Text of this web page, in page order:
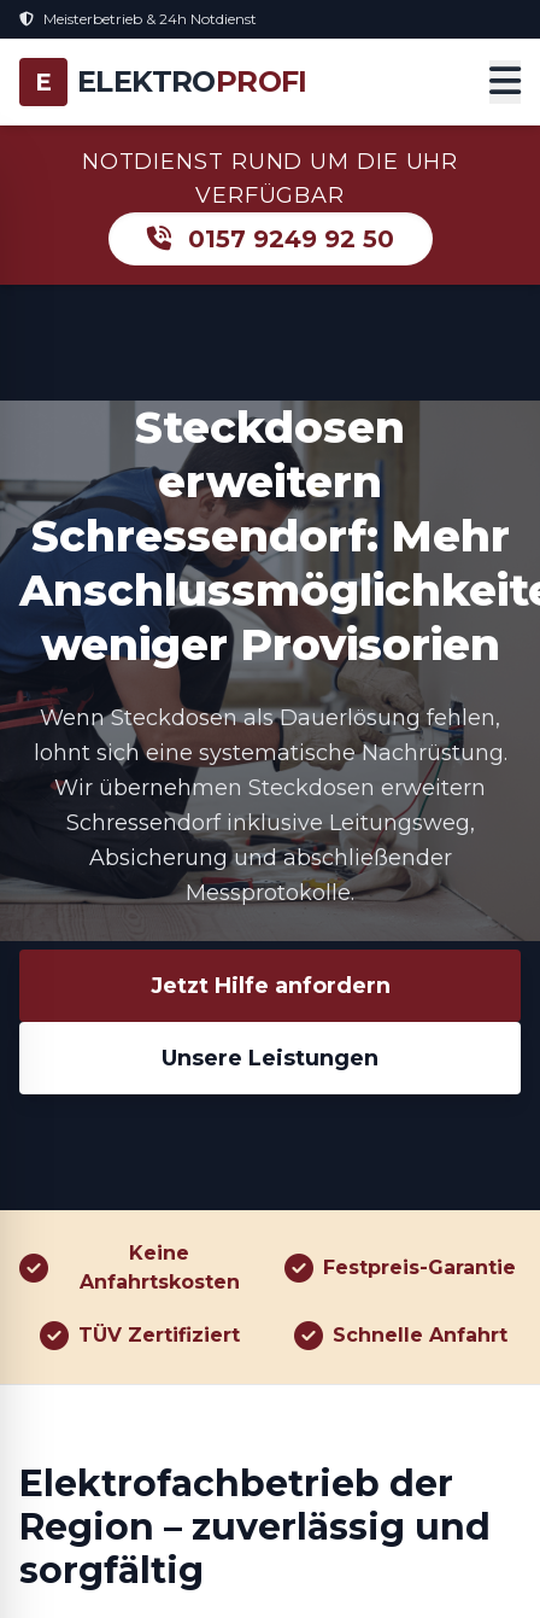
Meisterbetrieb & 24h Notdienst
E ELEKTROPROFI
NOTDIENST RUND UM DIE UHR
VERFÜGBAR
0157 9249 92 50
Steckdosen
erweitern
Schressendorf: Mehr
weniger Provisorien
Wenn Steckdosen als Dauerlösung fehlen,
lohnt sich eine systematische Nachrüstung.
Wir übernehmen Steckdosen erweitern
Schressendorf inklusive Leitungsweg,
Absicherung und abschließender
Messprotokolle.
Jetzt Hilfe anfordern
Unsere Leistungen
Keine
Anfahrtskosten
Festpreis-Garantie
TÜV Zertifiziert Schnelle Anfahrt
Elektrofachbetrieb der
Region – zuverlässig und
sorgfältig